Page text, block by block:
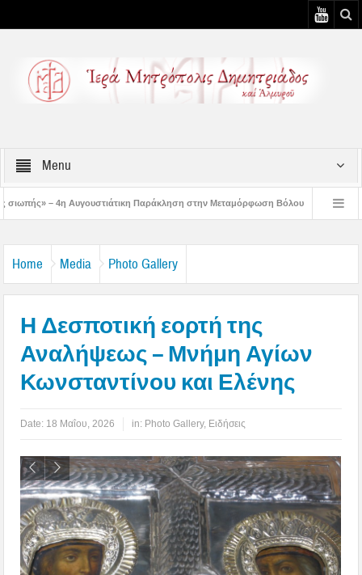
Menu
Παράκληση στην Μεταμόρφωση Βόλου Επίσκεψη του Δ/ντού της Β/
Home Media Photo Gallery
Η Δεσποτική εορτή της
Αναλήψεως – Μνήμη Αγίων
Κωνσταντίνου και Ελένης
Date: 18 Μαΐου, 2026 in: Photo Gallery, Ειδήσεις